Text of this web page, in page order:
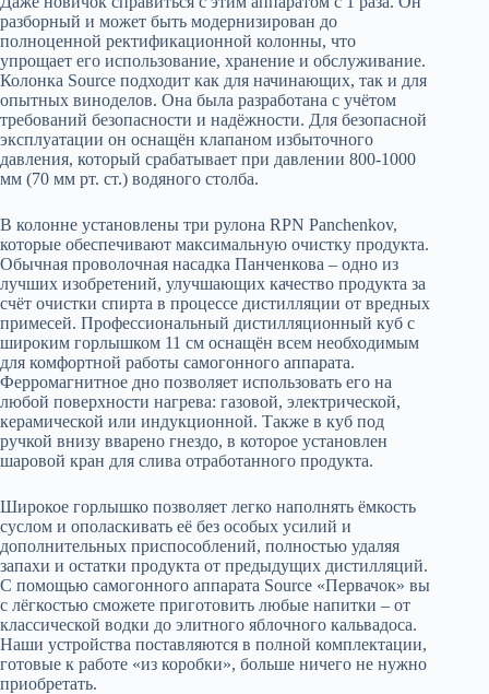
разборный и может быть модернизирован до
полноценной ректификационной колонны, что
упрощает его использование, хранение и обслуживание.
Колонка Source подходит как для начинающих, так и для
опытных виноделов. Она была разработана с учётом
требований безопасности и надёжности. Для безопасной
эксплуатации он оснащён клапаном избыточного
давления, который срабатывает при давлении 800-1000
мм (70 мм рт. ст.) водяного столба.
В колонне установлены три рулона RPN Panchenkov,
которые обеспечивают максимальную очистку продукта.
Обычная проволочная насадка Панченкова – одно из
лучших изобретений, улучшающих качество продукта за
счёт очистки спирта в процессе дистилляции от вредных
примесей. Профессиональный дистилляционный куб с
широким горлышком 11 см оснащён всем необходимым
для комфортной работы самогонного аппарата.
Ферромагнитное дно позволяет использовать его на
любой поверхности нагрева: газовой, электрической,
керамической или индукционной. Также в куб под
ручкой внизу вварено гнездо, в которое установлен
шаровой кран для слива отработанного продукта.
Широкое горлышко позволяет легко наполнять ёмкость
суслом и ополаскивать её без особых усилий и
дополнительных приспособлений, полностью удаляя
запахи и остатки продукта от предыдущих дистилляций.
С помощью самогонного аппарата Source «Первачок» вы
с лёгкостью сможете приготовить любые напитки – от
классической водки до элитного яблочного кальвадоса.
Наши устройства поставляются в полной комплектации,
готовые к работе «из коробки», больше ничего не нужно
приобретать.